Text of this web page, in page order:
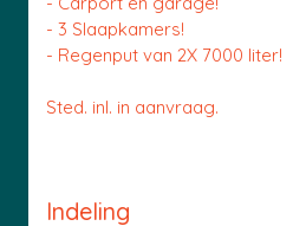
- 3 Slaapkamers!
- Regenput van 2X 7000 liter!
Sted. inl. in aanvraag.
Indeling